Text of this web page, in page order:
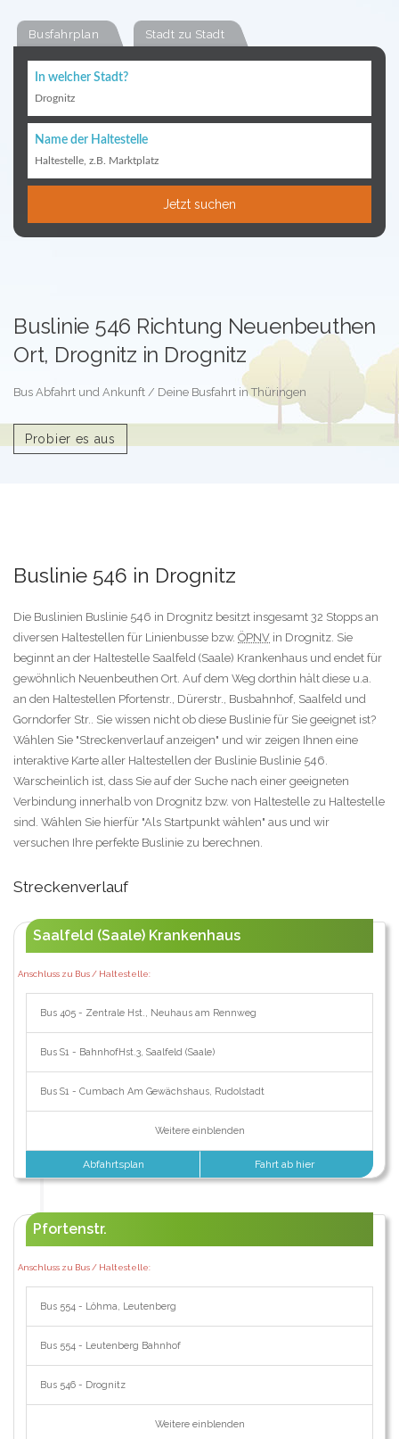
Busfahrplan Stadt zu Stadt
In welcher Stadt?
Drognitz
Name der Haltestelle
Haltestelle, z.B. Marktplatz
Jetzt suchen
Buslinie 546 Richtung Neuenbeuthen
Ort, Drognitz in Drognitz
Bus Abfahrt und Ankunft / Deine Busfahrt in Thüringen
Probier es aus
Buslinie 546 in Drognitz
Die Buslinien Buslinie 546 in Drognitz besitzt insgesamt 32 Stopps an
diversen Haltestellen für Linienbusse bzw. ÖPNV in Drognitz. Sie
beginnt an der Haltestelle Saalfeld (Saale) Krankenhaus und endet für
gewöhnlich Neuenbeuthen Ort. Auf dem Weg dorthin hält diese u.a.
an den Haltestellen Pfortenstr., Dürerstr., Busbahnhof, Saalfeld und
Gorndorfer Str.. Sie wissen nicht ob diese Buslinie für Sie geeignet ist?
Wählen Sie "Streckenverlauf anzeigen" und wir zeigen Ihnen eine
interaktive Karte aller Haltestellen der Buslinie Buslinie 546.
Warscheinlich ist, dass Sie auf der Suche nach einer geeigneten
Verbindung innerhalb von Drognitz bzw. von Haltestelle zu Haltestelle
sind. Wählen Sie hierfür "Als Startpunkt wählen" aus und wir
versuchen Ihre perfekte Buslinie zu berechnen.
Streckenverlauf
Saalfeld (Saale) Krankenhaus
Anschluss zu Bus / Haltestelle:
Bus 405 - Zentrale Hst., Neuhaus am Rennweg
Bus S1 - BahnhofHst.3, Saalfeld (Saale)
Bus S1 - Cumbach Am Gewächshaus, Rudolstadt
Weitere einblenden
Abfahrtsplan Fahrt ab hier
Pfortenstr.
Anschluss zu Bus / Haltestelle:
Bus 554 - Löhma, Leutenberg
Bus 554 - Leutenberg Bahnhof
Bus 546 - Drognitz
Weitere einblenden